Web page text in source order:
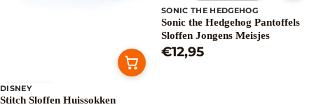
Uitverkoop
DISNEY
Stitch Sloffen Huissokken
SONIC THE HEDGEHOG
Sonic the Hedgehog Pantoffels
Sloffen Jongens Meisjes
€12,95